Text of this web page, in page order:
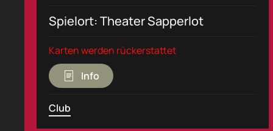
Spielort: Theater Sapperlot
Karten werden rückerstattet
Info
Club